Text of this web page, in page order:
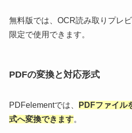
無料版では、OCR読み取りプレ
限定で使用できます。
PDFの変換と対応形式
PDFelementでは、
PDFファイル
式へ変換できます。